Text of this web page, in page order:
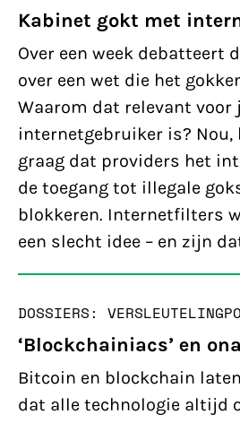
Kabinet gokt met
Over een week debatteert
over een wet die het
Waarom dat relevant voor
internetgebruiker is?
graag dat providers het
de toegang tot illegale
blokkeren. Internetfilters
een slecht idee – en zijn
DOSSIERS: VERSLEUTELING
‘Blockchainiacs’ en
Bitcoin en blockchain
dat alle technologie altijd